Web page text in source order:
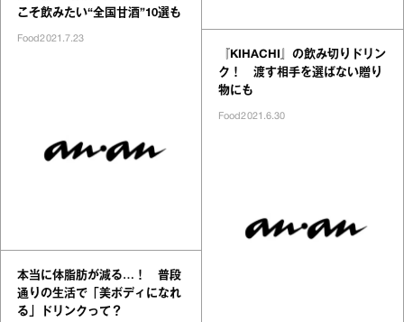
こそ飲みたい“全国甘酒”10選も
Food2021.7.23
本当に体脂肪が減る…！ 普段
通りの生活で「美ボディになれ
る」ドリンクって？
『KIHACHI』の飲み切りドリン
ク！ 渡す相手を選ばない贈り
物にも
Food2021.6.30